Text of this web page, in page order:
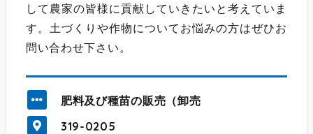
して農家の皆様に貢献していきたいと考えていま
す。土づくりや作物についてお悩みの方はぜひお
問い合わせ下さい。
肥料及び種苗の販売（卸売
319-0205